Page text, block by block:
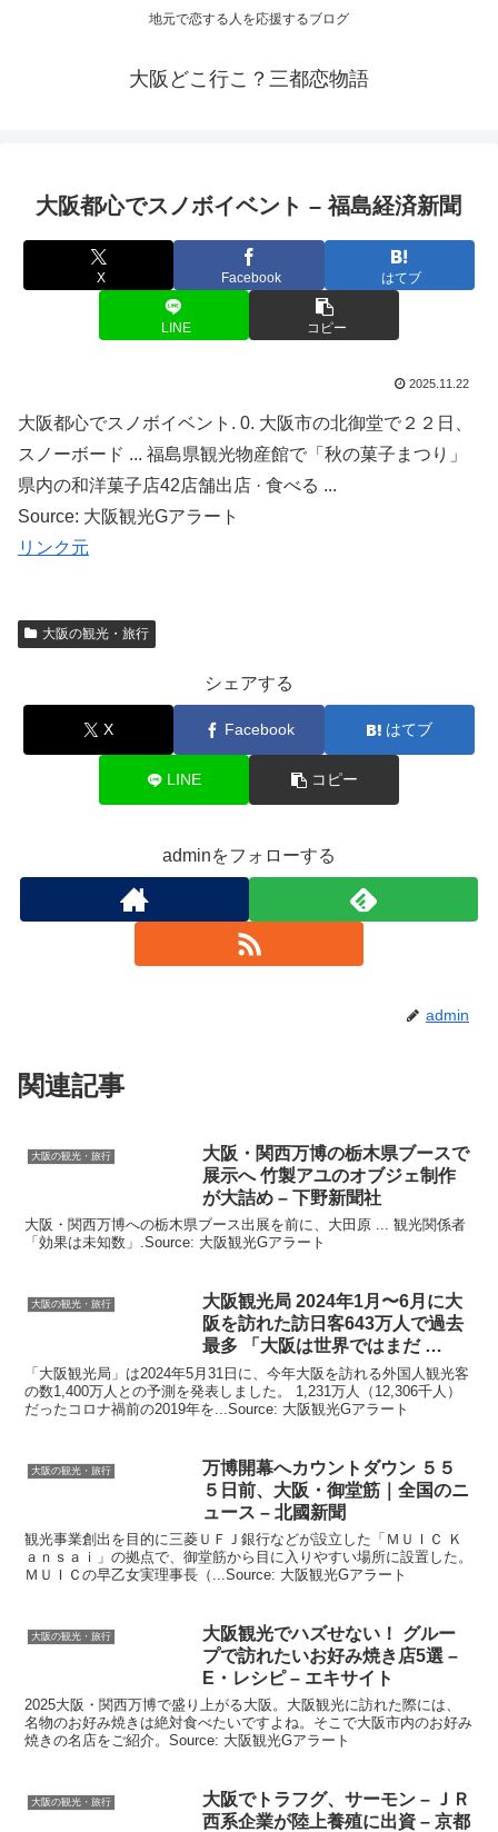
地元で恋する人を応援するブログ
大阪どこ行こ？三都恋物語
大阪都心でスノボイベント – 福島経済新聞
X Facebook はてブ
LINE コピー
2025.11.22
大阪都心でスノボイベント. 0. 大阪市の北御堂で２２日、
スノーボード ... 福島県観光物産館で「秋の菓子まつり」
県内の和洋菓子店42店舗出店 · 食べる ...
Source: 大阪観光Gアラート
リンク元
大阪の観光・旅行
シェアする
X Facebook はてブ
LINE コピー
adminをフォローする
admin
関連記事
大阪の観光・旅行 大阪 ・関西万博の栃木県ブースで
展示へ 竹製アユのオブジェ制作
が大詰め – 下野新聞社
大阪・関西万博への栃木県ブース出展を前に、大田原 ... 観光関係者
「効果は未知数」.Source: 大阪観光Gアラート
大阪の観光・旅行 大阪観光局 2024年1月〜6月に大
阪を訪れた訪日客643万人で過去
最多 「 大阪は世界ではまだ …
「大阪観光局」は2024年5月31日に、今年大阪を訪れる外国人観光客
の数1,400万人との予測を発表しました。 1,231万人（12,306千人）
だったコロナ禍前の2019年を...Source: 大阪観光Gアラート
大阪の観光・旅行
万博開幕へカウントダウン ５５
５日前、 大阪 ・御堂筋｜全国のニ
ュース – 北國新聞
観光事業創出を目的に三菱ＵＦＪ銀行などが設立した「ＭＵＩＣ Ｋ
ａｎｓａｉ」の拠点で、御堂筋から目に入りやすい場所に設置した。
ＭＵＩＣの早乙女実理事長（...Source: 大阪観光Gアラート
大阪の観光・旅行 大阪観光でハズせない！ グルー
プで訪れたいお好み焼き店5選 –
E・レシピ – エキサイト
2025大阪・関西万博で盛り上がる大阪。大阪観光に訪れた際には、
名物のお好み焼きは絶対食べたいですよね。そこで大阪市内のお好み
焼きの名店をご紹介。Source: 大阪観光Gアラート
大阪の観光・旅行 大阪でトラフグ、サーモン – ＪＲ
西系企業が陸上養殖に出資 – 京都